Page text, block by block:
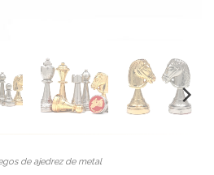
de ajedrez de metal